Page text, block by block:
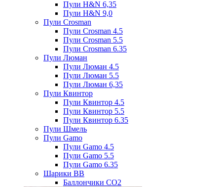
Пули H&N 6,35
Пули H&N 9,0
Пули Crosman
Пули Crosman 4.5
Пули Crosman 5.5
Пули Crosman 6.35
Пули Люман
Пули Люман 4.5
Пули Люман 5.5
Пули Люман 6,35
Пули Квинтор
Пули Квинтор 4.5
Пули Квинтор 5.5
Пули Квинтор 6.35
Пули Шмель
Пули Gamo
Пули Gamo 4.5
Пули Gamo 5.5
Пули Gamo 6.35
Шарики BB
Баллончики CO2